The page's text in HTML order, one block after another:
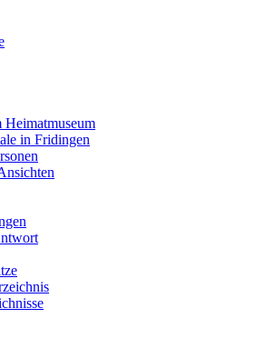
Heimatmuseum
in Fridingen